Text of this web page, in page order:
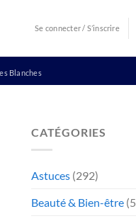
Se connecter / S’inscrire
Blanches
CATÉGORIES
Astuces (292)
Beauté & Bien-être